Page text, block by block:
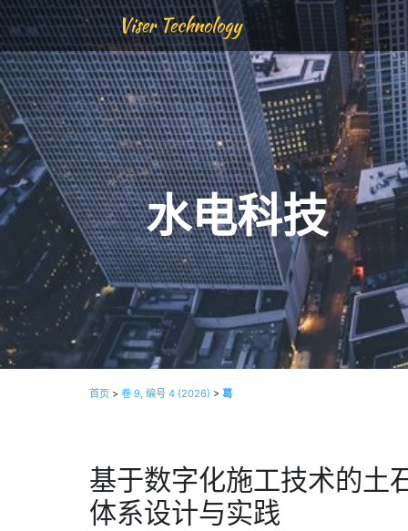
Viser Technology
水电科技
首页 > 卷 9, 编号 4 (2026) > 葛
基于数字化施工技术的土
体系设计与实践